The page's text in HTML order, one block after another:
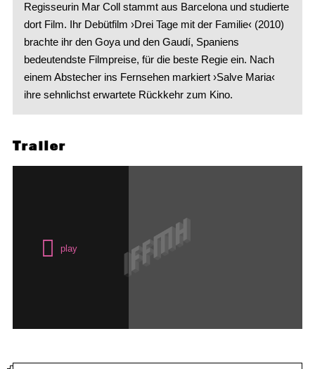
Regisseurin Mar Coll stammt aus Barcelona und studierte
dort Film. Ihr Debütfilm ›Drei Tage mit der Familie‹ (2010)
brachte ihr den Goya und den Gaudí, Spaniens
bedeutendste Filmpreise, für die beste Regie ein. Nach
einem Abstecher ins Fernsehen markiert ›Salve Maria‹
ihre sehnlichst erwartete Rückkehr zum Kino.
Trailer